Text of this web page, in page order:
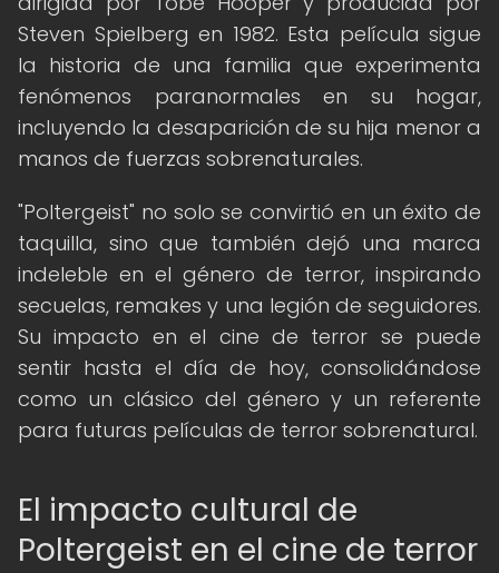
Steven Spielberg en 1982. Esta película sigue
la historia de una familia que experimenta
fenómenos paranormales en su hogar,
incluyendo la desaparición de su hija menor a
manos de fuerzas sobrenaturales.
"Poltergeist" no solo se convirtió en un éxito de
taquilla, sino que también dejó una marca
indeleble en el género de terror, inspirando
secuelas, remakes y una legión de seguidores.
Su impacto en el cine de terror se puede
sentir hasta el día de hoy, consolidándose
como un clásico del género y un referente
para futuras películas de terror sobrenatural.
El impacto cultural de
Poltergeist en el cine de terror